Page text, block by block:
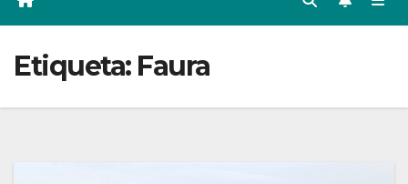
Etiqueta: Faura